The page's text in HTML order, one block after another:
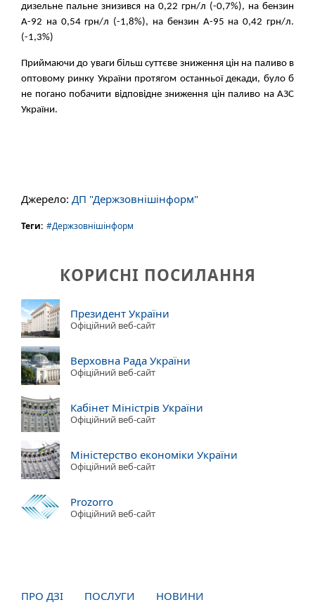
дизельне пальне знизився на 0,22 грн/л (-0,7%), на бензин
А-92 на 0,54 грн/л (-1,8%), на бензин А-95 на 0,42 грн/л.
(-1,3%)
Приймаючи до уваги більш суттєве зниження цін на паливо в
оптовому ринку України протягом останньої декади, було б
не погано побачити відповідне зниження цін паливо на АЗС
України.​
Джерело: ДП "Держзовнішінформ"
Теги: #Держзовнішінформ
КОРИСНІ ПОСИЛАННЯ
Президент України
Офіційний веб-сайт
Верховна Рада України
Офіційний веб-сайт
Кабінет Міністрів України
Офіційний веб-сайт
Міністерство економіки України
Офіційний веб-сайт
Prozorro
Офіційний веб-сайт
ПРО ДЗІ ПОСЛУГИ НОВИНИ